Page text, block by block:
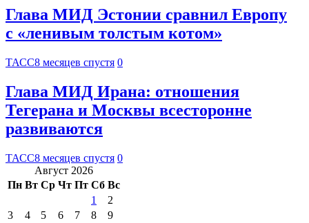
Глава МИД Эстонии сравнил Европу
с «ленивым толстым котом»
ТАСС8 месяцев спустя 0
Глава МИД Ирана: отношения
Тегерана и Москвы всесторонне
развиваются
ТАСС8 месяцев спустя 0
Август 2026
Пн Вт Ср Чт Пт Сб Вс
1
2
3
4 5 6 7 8
9